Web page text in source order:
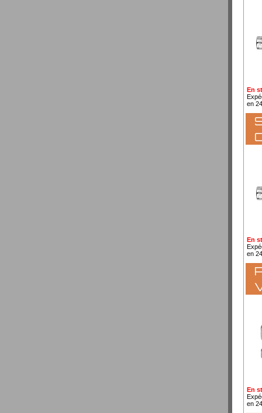
En
en
En
en
En
en